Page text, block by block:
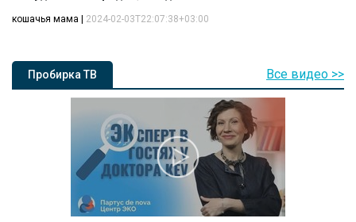
кошачья мама 2024-02-03T22:07:38+03:00
Пробирка ТВ Все видео >>